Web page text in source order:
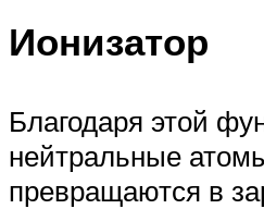
Ионизатор
Благодаря этой
нейтральные
превращаются в